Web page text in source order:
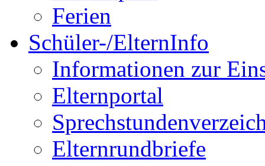
Ferien
Schüler-/ElternInfo
Informationen zur
Elternportal
Elternrundbriefe